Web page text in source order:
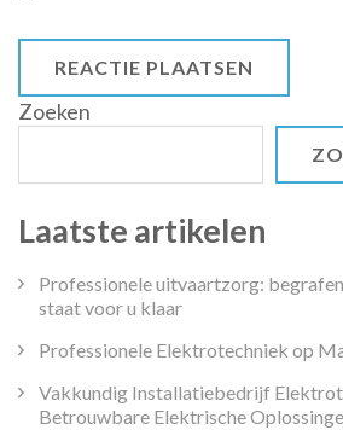
Zoeken
Laatste artikelen
Professionele uitvaartzorg:
staat voor u klaar
Professionele Elektrotechniek op
Vakkundig Installatiebedrijf
Betrouwbare Elektrische